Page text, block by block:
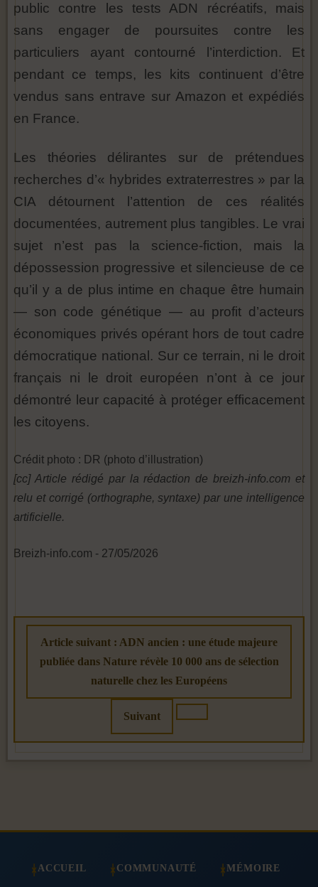
public contre les tests ADN récréatifs, mais
sans engager de poursuites contre les
particuliers ayant contourné l’interdiction. Et
pendant ce temps, les kits continuent d’être
vendus sans entrave sur Amazon et expédiés
en France.
Les théories délirantes sur de prétendues
recherches d’« hybrides extraterrestres » par la
CIA détournent l’attention de ces réalités
documentées, autrement plus tangibles. Le vrai
sujet n’est pas la science-fiction, mais la
dépossession progressive et silencieuse de ce
qu’il y a de plus intime en chaque être humain
— son code génétique — au profit d’acteurs
économiques privés opérant hors de tout cadre
démocratique national. Sur ce terrain, ni le droit
français ni le droit européen n’ont à ce jour
démontré leur capacité à protéger efficacement
les citoyens.
Crédit photo : DR (photo d’illustration)
[cc] Article rédigé par la rédaction de breizh-info.com et
relu et corrigé (orthographe, syntaxe) par une intelligence
artificielle.
Breizh-info.com - 27/05/2026
Article suivant : ADN ancien : une étude majeure
publiée dans Nature révèle 10 000 ans de sélection
naturelle chez les Européens
Suivant
ACCUEIL COMMUNAUTÉ MÉMOIRE